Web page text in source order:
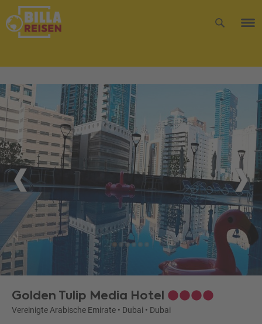
Golden Tulip Media Hotel
Vereinigte Arabische Emirate • Dubai • Dubai